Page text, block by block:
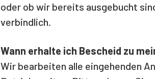
oder ob wir bereits ausgebucht
verbindlich.
Wann erhalte ich Bescheid zu
Wir bearbeiten alle eingehenden